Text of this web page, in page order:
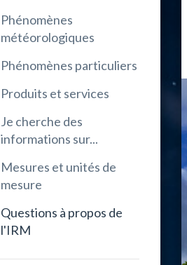
Phénomènes
météorologiques
Phénomènes particuliers
Produits et services
Je cherche des
informations sur...
Mesures et unités de
mesure
Questions à propos de
l'IRM